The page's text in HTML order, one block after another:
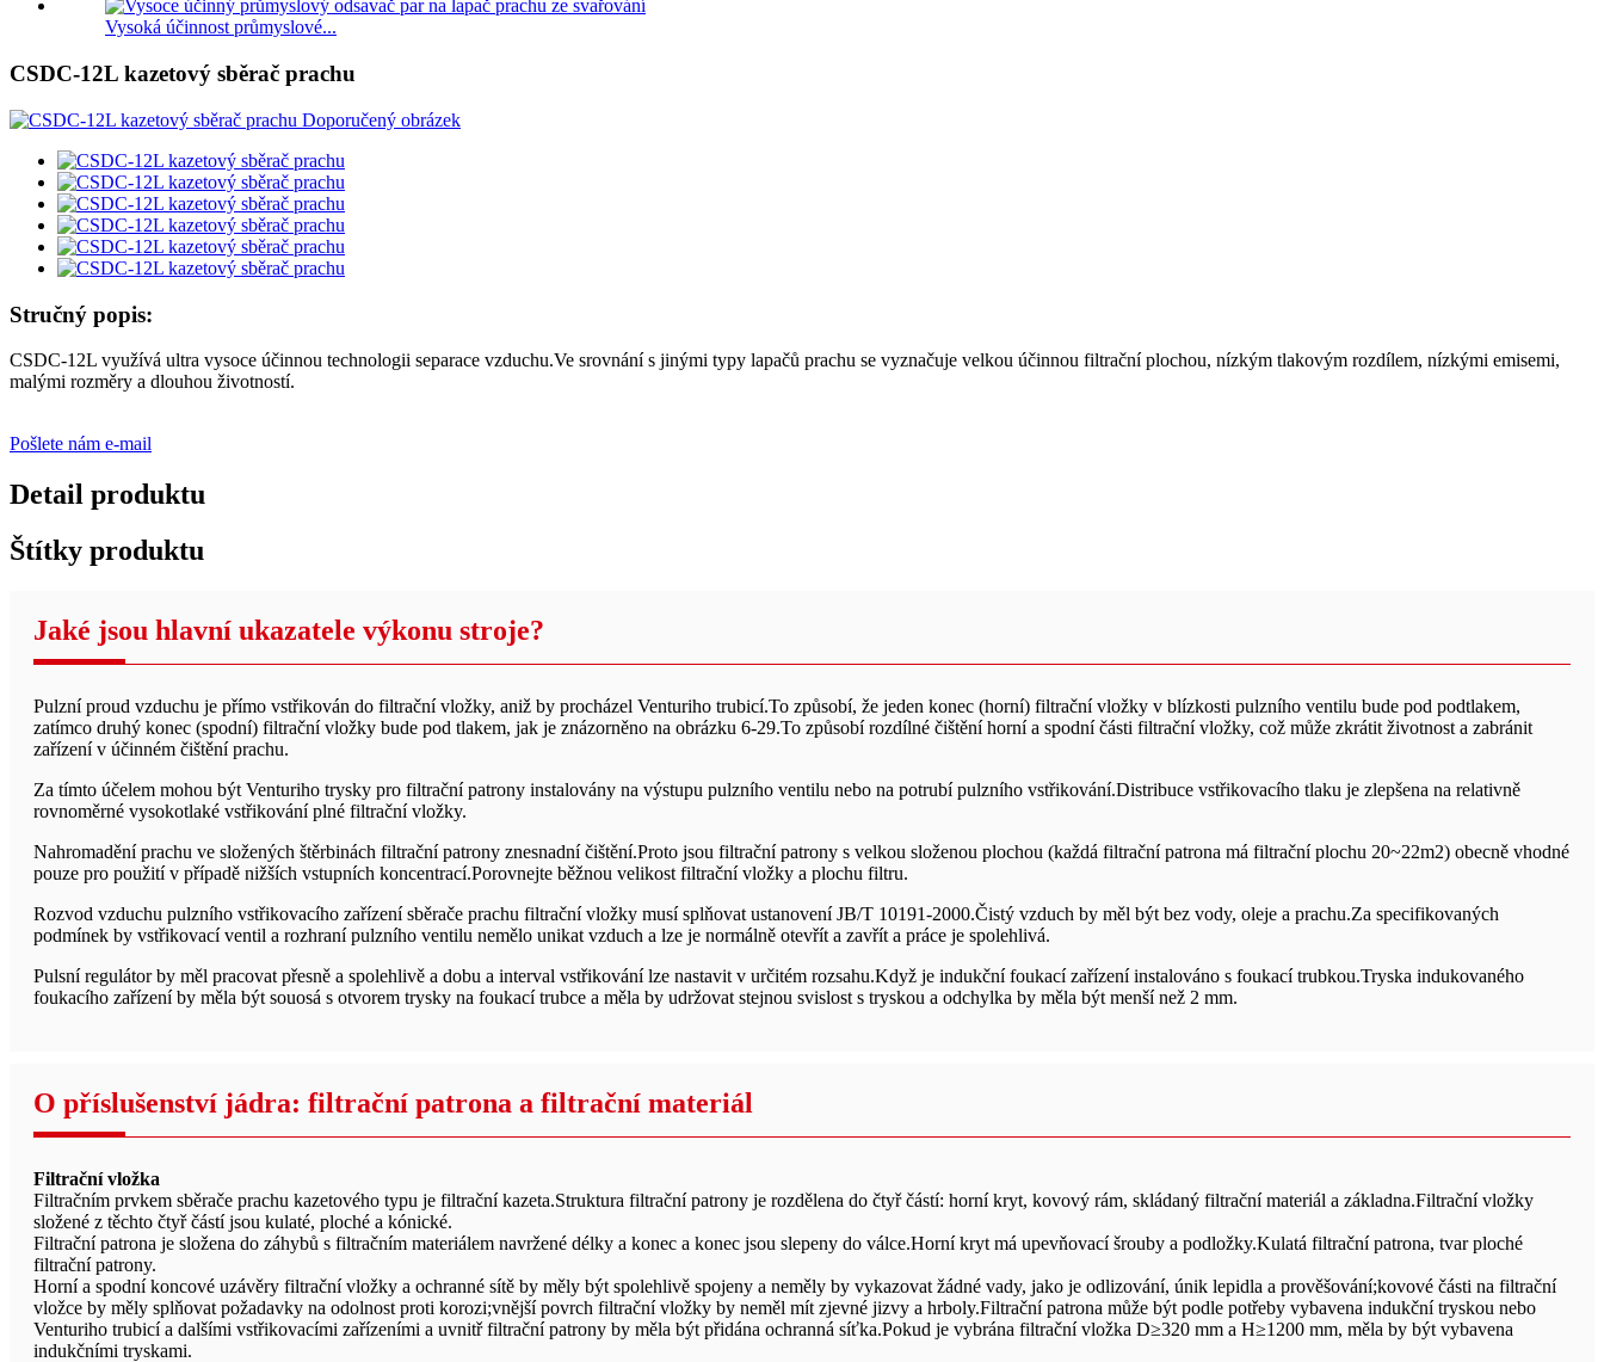
Vysoká účinnost průmyslové...
CSDC-12L kazetový sběrač prachu
Stručný popis:
CSDC-12L využívá ultra vysoce účinnou technologii separace vzduchu.Ve srovnání s jinými typy lapačů prachu se vyznačuje velkou účinnou filtrační plochou, nízkým tlakovým rozdílem, nízkými emisemi,
malými rozměry a dlouhou životností.
Pošlete nám e-mail
Detail produktu
Štítky produktu
Jaké jsou hlavní ukazatele výkonu stroje?
Pulzní proud vzduchu je přímo vstřikován do filtrační vložky, aniž by procházel Venturiho trubicí.To způsobí, že jeden konec (horní) filtrační vložky v blízkosti pulzního ventilu bude pod podtlakem,
zatímco druhý konec (spodní) filtrační vložky bude pod tlakem, jak je znázorněno na obrázku 6-29.To způsobí rozdílné čištění horní a spodní části filtrační vložky, což může zkrátit životnost a zabránit
zařízení v účinném čištění prachu.
Za tímto účelem mohou být Venturiho trysky pro filtrační patrony instalovány na výstupu pulzního ventilu nebo na potrubí pulzního vstřikování.Distribuce vstřikovacího tlaku je zlepšena na relativně
rovnoměrné vysokotlaké vstřikování plné filtrační vložky.
Nahromadění prachu ve složených štěrbinách filtrační patrony znesnadní čištění.Proto jsou filtrační patrony s velkou složenou plochou (každá filtrační patrona má filtrační plochu 20~22m2) obecně vhodné
pouze pro použití v případě nižších vstupních koncentrací.Porovnejte běžnou velikost filtrační vložky a plochu filtru.
Rozvod vzduchu pulzního vstřikovacího zařízení sběrače prachu filtrační vložky musí splňovat ustanovení JB/T 10191-2000.Čistý vzduch by měl být bez vody, oleje a prachu.Za specifikovaných
podmínek by vstřikovací ventil a rozhraní pulzního ventilu nemělo unikat vzduch a lze je normálně otevřít a zavřít a práce je spolehlivá.
Pulsní regulátor by měl pracovat přesně a spolehlivě a dobu a interval vstřikování lze nastavit v určitém rozsahu.Když je indukční foukací zařízení instalováno s foukací trubkou.Tryska indukovaného
foukacího zařízení by měla být souosá s otvorem trysky na foukací trubce a měla by udržovat stejnou svislost s tryskou a odchylka by měla být menší než 2 mm.
O příslušenství jádra: filtrační patrona a filtrační materiál
Filtrační vložka
Filtračním prvkem sběrače prachu kazetového typu je filtrační kazeta.Struktura filtrační patrony je rozdělena do čtyř částí: horní kryt, kovový rám, skládaný filtrační materiál a základna.Filtrační vložky
složené z těchto čtyř částí jsou kulaté, ploché a kónické.
Filtrační patrona je složena do záhybů s filtračním materiálem navržené délky a konec a konec jsou slepeny do válce.Horní kryt má upevňovací šrouby a podložky.Kulatá filtrační patrona, tvar ploché
filtrační patrony.
Horní a spodní koncové uzávěry filtrační vložky a ochranné sítě by měly být spolehlivě spojeny a neměly by vykazovat žádné vady, jako je odlizování, únik lepidla a prověšování;kovové části na filtrační
vložce by měly splňovat požadavky na odolnost proti korozi;vnější povrch filtrační vložky by neměl mít zjevné jizvy a hrboly.Filtrační patrona může být podle potřeby vybavena indukční tryskou nebo
Venturiho trubicí a dalšími vstřikovacími zařízeními a uvnitř filtrační patrony by měla být přidána ochranná síťka.Pokud je vybrána filtrační vložka D≥320 mm a H≥1200 mm, měla by být vybavena
indukčními tryskami.